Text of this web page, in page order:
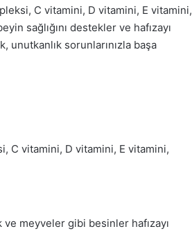
C vitamini, D vitamini, E vitamini,
sağlığını destekler ve hafızayı
sorunlarınızla başa
C vitamini, D vitamini, E vitamini,
ve meyveler gibi besinler hafızayı